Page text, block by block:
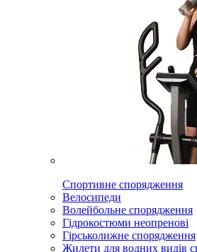
Спортивне спорядження
Велосипеди
Волейбольне спорядження
Гідрокостюми неопренові
Гірськолижне спорядження
Жилети для водних видів